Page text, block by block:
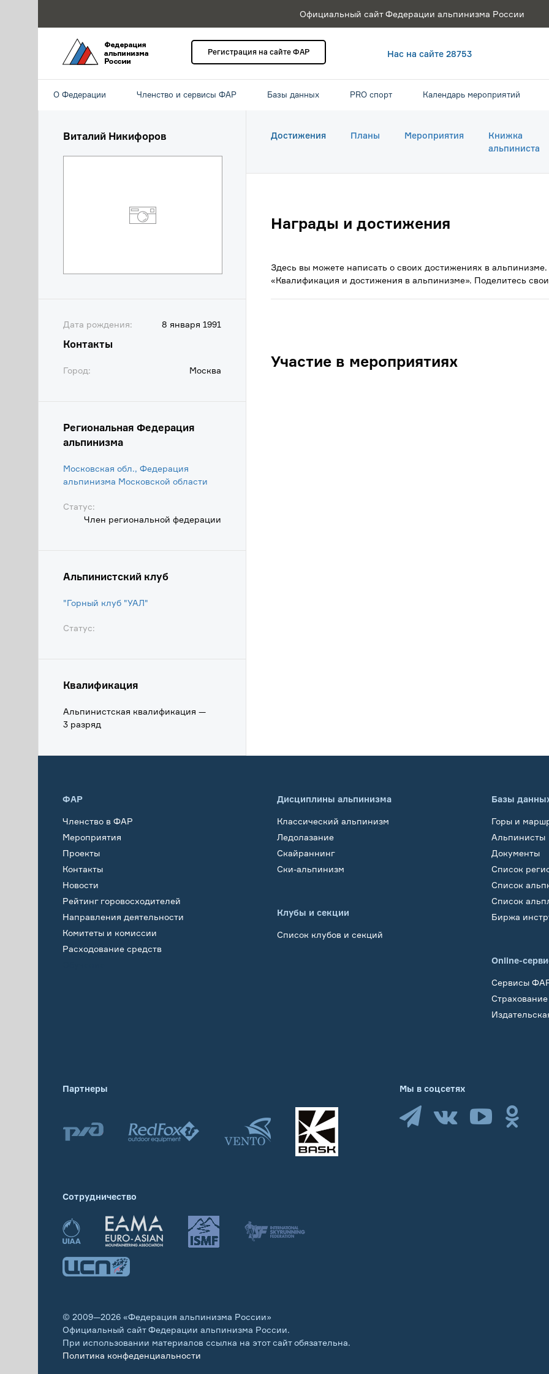
Официальный сайт Федерации альпинизма России
Регистрация на сайте ФАР Нас на сайте 28753
О Федерации Членство и сервисы ФАР Базы данных PRO спорт Календарь мероприятий
Виталий Никифоров
Дата рождения: 8 января 1991
Контакты
Город: Москва
Региональная Федерация
альпинизма
Московская обл., Федерация
альпинизма Московской области
Статус:
Член региональной федерации
Альпинистский клуб
"Горный клуб "УАЛ"
Статус:
Квалификация
Альпинистская квалификация —
3 разряд
Достижения Планы Мероприятия
Книжка
альпиниста
Награды и достижения
Здесь вы можете написать о своих достижениях в
«Квалификация и достижения в альпинизме». Поделитесь
Участие в мероприятиях
ФАР
Членство в ФАР
Мероприятия
Проекты
Контакты
Новости
Рейтинг горовосходителей
Направления деятельности
Комитеты и комиссии
Расходование средств
Дисциплины альпинизма
Классический альпинизм
Ледолазание
Скайраннинг
Ски-альпинизм
Клубы и секции
Список клубов и секций
Базы
Горы и
Альпинисты
Документы
Список
Список
Список
Биржа
Online-
Сервисы
Страхование
Партнеры
Сотрудничество
© 2009—2026 «Федерация альпинизма России»
Официальный сайт Федерации альпинизма России.
При использовании материалов ссылка на этот сайт обязательна.
Политика конфеденциальности
Мы в соцсетях